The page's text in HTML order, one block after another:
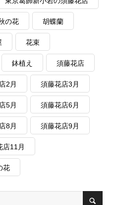
の花 胡蝶蘭
花束
鉢植え 須藤花店
2月 須藤花店3月
5月 須藤花店6月
8月 須藤花店9月
店11月
花